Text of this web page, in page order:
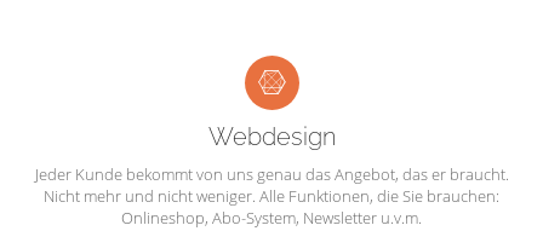
Webdesign
Jeder Kunde bekommt von uns genau das Angebot, das er braucht.
Nicht mehr und nicht weniger. Alle Funktionen, die Sie brauchen:
Onlineshop, Abo-System, Newsletter u.v.m.